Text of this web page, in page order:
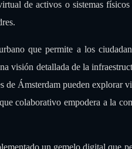
de activos o sistemas físicos
que permite a los
visión detallada de la
de Ámsterdam pueden explorar
colaborativo empodera a la